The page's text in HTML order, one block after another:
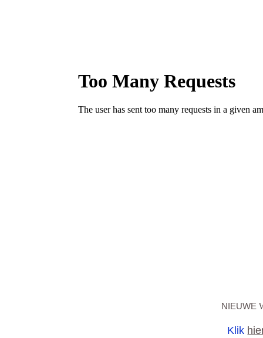
Klik
NIEUWE